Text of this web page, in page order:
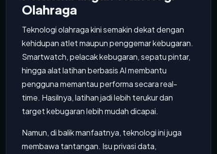
Olahraga
Teknologi olahraga kini semakin dekat dengan
kehidupan atlet maupun penggemar kebugaran.
Smartwatch, pelacak kebugaran, sepatu pintar,
hingga alat latihan berbasis AI membantu
pengguna memantau performa secara real-
time. Hasilnya, latihan jadi lebih terukur dan
target kebugaran lebih mudah dicapai.
Namun, di balik manfaatnya, teknologi ini juga
membawa tantangan. Isu privasi data,